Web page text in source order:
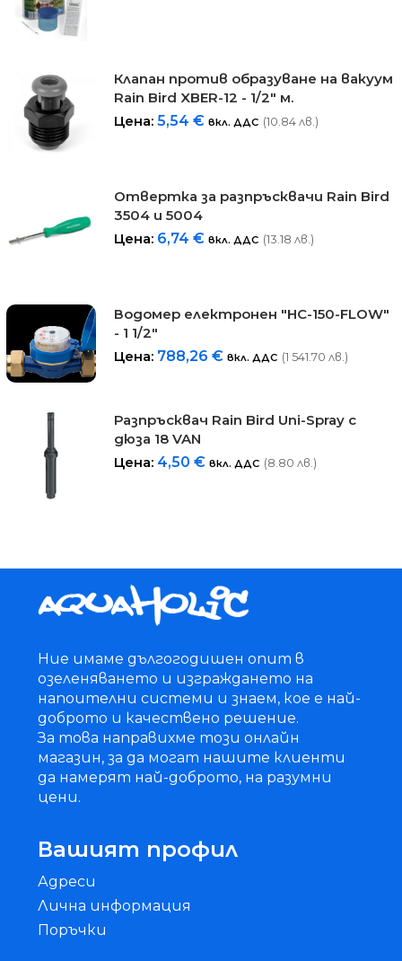
Клапан против образуване на вакуум
Rain Bird XBER-12 - 1/2" м.
Цена:5,54€ вкл. ДДС (10.84 лв.)
Отвертка за разпръсквачи Rain Bird
3504 и 5004
Цена: 6,74€ вкл. ДДС (13.18 лв.)
Водомер електронен "HC-150-FLOW"
- 1 1/2"
Цена: 788,26€ вкл. ДДС (1 541.70 лв.)
Разпръсквач Rain Bird Uni-Spray с
дюза 18 VAN
Цена: 4,50€ вкл. ДДС (8.80 лв.)
Ние имаме дългогодишен опит в
озеленяването и изграждането на
напоителни системи и знаем, кое е най-
доброто и качествено решение.
За това направихме този онлайн
магазин, за да могат нашите клиенти
да намерят най-доброто, на разумни
цени.
Вашият профил
Адреси
Лична информация
Поръчки